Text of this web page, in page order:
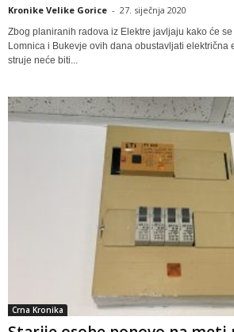
Kronike Velike Gorice - 27. siječnja 2020
Zbog planiranih radova iz Elektre javljaju kako će
Lomnica i Bukevje ovih dana obustavljati električna
struje neće biti...
Crna Kronika